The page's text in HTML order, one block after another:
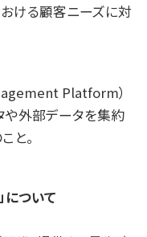
ける顧客ニーズに対
Platform）
や外部データを集約
と。
について